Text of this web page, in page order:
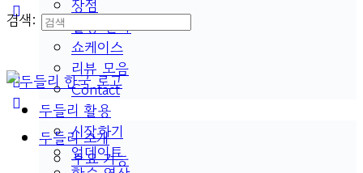
장점
활용 분야
쇼케이스
리뷰 모음
Contact
두들리 활용
시작하기
업데이트
검색:
두들리 소개
주요 기능